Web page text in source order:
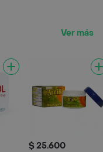
Ver más
$ 25.600